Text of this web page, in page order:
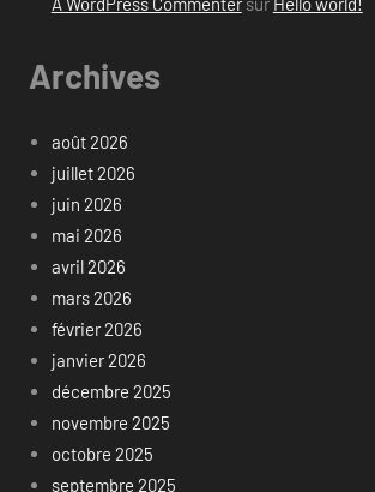
Archives
août 2026
juillet 2026
juin 2026
mai 2026
avril 2026
mars 2026
février 2026
janvier 2026
décembre 2025
novembre 2025
octobre 2025
septembre 2025